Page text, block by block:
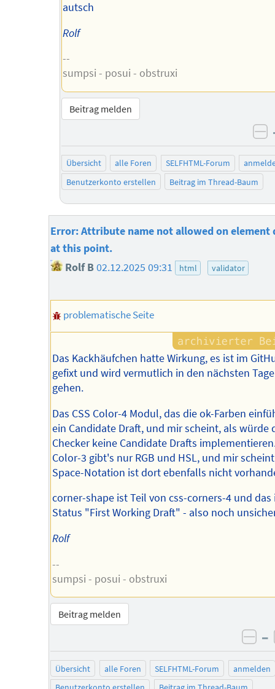
autsch
Rolf
--
sumpsi - posui - obstruxi
Beitrag melden
Übersicht alle Foren SELFHTML-Forum
Benutzerkonto erstellen
Beitrag im Thread-Baum
Error: Attribute name not allowed on element
at this point.
Rolf B02.12.2025 09:31 html validator
problematische Seite
Das Kackhäufchen hatte Wirkung, es ist im
gefixt und wird vermutlich in den nächsten
gehen.
Das CSS Color-4 Modul, das die ok-Farben
ein Candidate Draft, und mir scheint, als würde
Checker keine Candidate Drafts
Color-3 gibt's nur RGB und HSL, und mir
Space-Notation ist dort ebenfalls nicht
corner-shape ist Teil von css-corners-4 und das
Status "First Working Draft" - also noch
Rolf
--
sumpsi - posui - obstruxi
Beitrag melden
–
Übersicht alle Foren SELFHTML-Forum
anmelden